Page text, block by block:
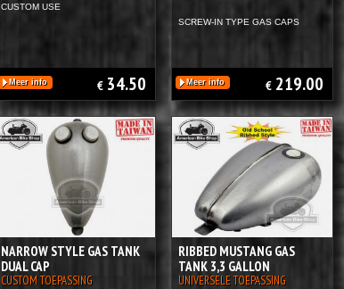
CUSTOM USE
Meer info € 34.50
SCREW-IN TYPE GAS CAPS
Meer info € 219.00
NARROW STYLE GAS TANK
DUAL CAP
CUSTOM TOEPASSING
RIBBED MUSTANG GAS
TANK 3,3 GALLON
UNIVERSELE TOEPASSING